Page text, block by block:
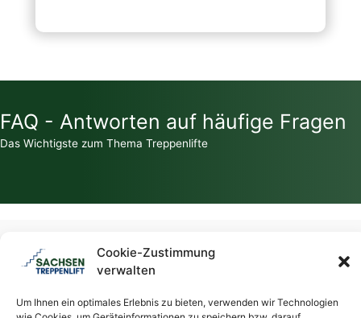
Cookie-Zustimmung
verwalten
Um Ihnen ein optimales Erlebnis zu bieten, verwenden wir Technologien
FAQ - Antworten auf häufige Fragen
Das Wichtigste zum Thema Treppenlifte